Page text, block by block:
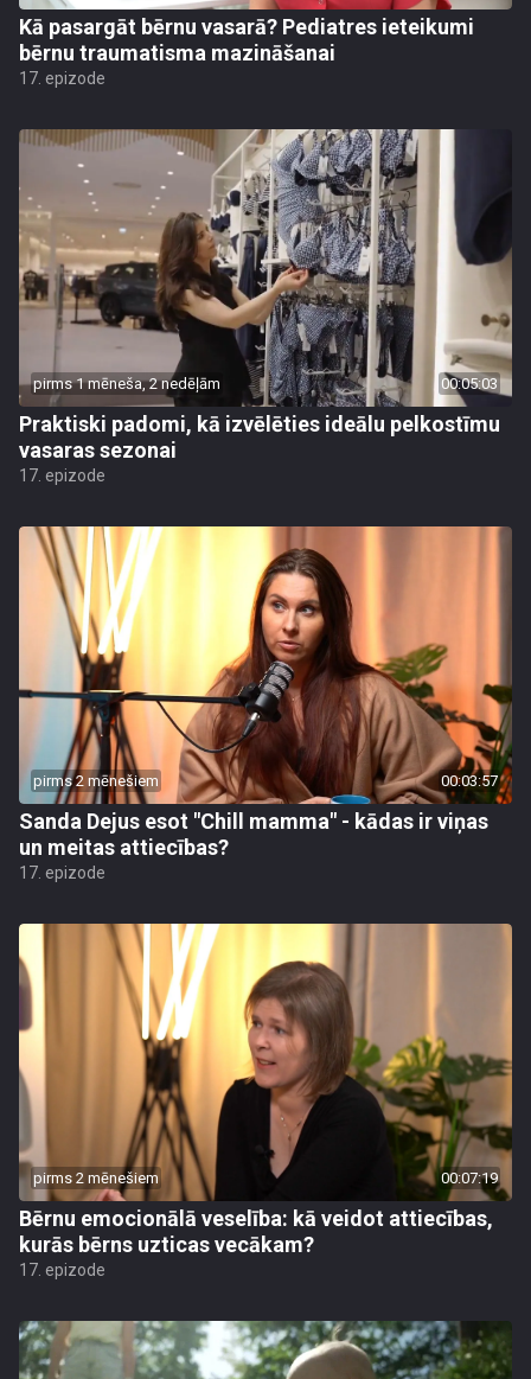
Kā pasargāt bērnu vasarā? Pediatres ieteikumi
bērnu traumatisma mazināšanai
17. epizode
pirms 1 mēneša, 2 nedēļām 00:05:03
Praktiski padomi, kā izvēlēties ideālu pelkostīmu
vasaras sezonai
17. epizode
pirms 2 mēnešiem 00:03:57
Sanda Dejus esot "Chill mamma" - kādas ir viņas
un meitas attiecības?
17. epizode
pirms 2 mēnešiem 00:07:19
Bērnu emocionālā veselība: kā veidot attiecības,
kurās bērns uzticas vecākam?
17. epizode